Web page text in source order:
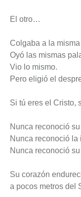
El otro…
Colgaba a la
Oyó las mismas
Vio lo mismo.
Pero eligió el
Si tú eres el Cristo,
Nunca reconoció
Nunca reconoció la
Nunca reconoció
Su corazón
a pocos metros del